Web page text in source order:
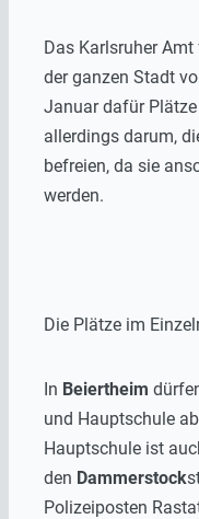
Das Karlsruher
der ganzen Stadt
Januar dafür
allerdings darum,
befreien, da sie
werden.
Die Plätze im
In Beiertheim
und Hauptschule
Hauptschule ist
den Dammerstock
Polizeiposten